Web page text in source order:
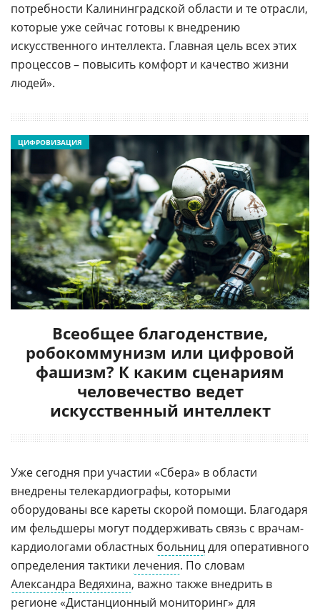
потребности Калининградской области и те отрасли,
которые уже сейчас готовы к внедрению
искусственного интеллекта. Главная цель всех этих
процессов – повысить комфорт и качество жизни
людей».
Всеобщее благоденствие,
робокоммунизм или цифровой
фашизм? К каким сценариям
человечество ведет
искусственный интеллект
ЦИФРОВИЗАЦИЯ
Уже сегодня при участии «Сбера» в области
внедрены телекардиографы, которыми
оборудованы все кареты скорой помощи. Благодаря
им фельдшеры могут поддерживать связь с врачам-
кардиологами областных больницдля оперативного
определения тактики лечения. По словам
Александра Ведяхина, важно также внедрить в
регионе «Дистанционный мониторинг» для